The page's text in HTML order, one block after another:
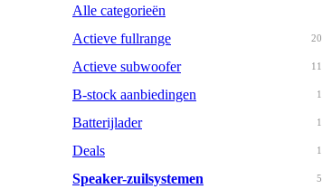
Alle categorieën
20
Actieve fullrange
11
Actieve subwoofer
1
B-stock aanbiedingen
1
Batterijlader
1
Deals
5
Speaker-zuilsystemen